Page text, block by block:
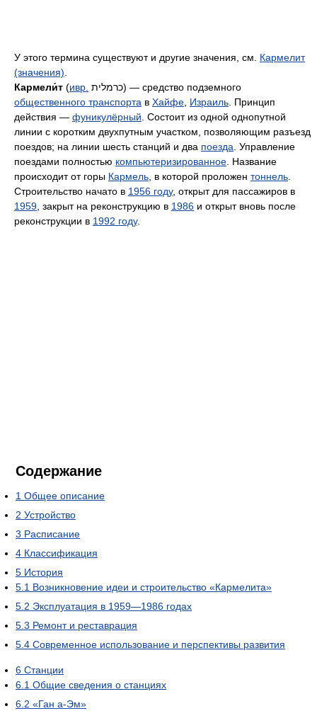
У этого термина существуют и другие значения, см. Кармелит
(значения)
Кармели́т (ивр. כרמלית‎) — средство подземного
общественного транспорта в Хайфе Израиль . Принцип
действия — фуникулёрный . Состоит из одной однопутной
линии с коротким двухпутным участком, позволяющим разъезд
поездов; на линии шесть станций и два поезда . Управление
поездами полностью компьютеризированное . Название
происходит от горы Кармель , в которой проложен тоннель
Строительство начато в 1956 году, открыт для пассажиров в
1959 , закрыт на реконструкцию в 1986 и открыт вновь после
реконструкции в 1992 году.
Содержание
1 Общее описание
2 Устройство
3 Расписание
4 Классификация
5 История
5.1 Возникновение идеи и строительство «Кармелита»
5.2 Эксплуатация в 1959—1986 годах
5.3 Ремонт и реставрация
5.4 Современное использование и перспективы развития
6 Станции
6.1 Общие сведения о станциях
6.2 «Ган а-Эм»